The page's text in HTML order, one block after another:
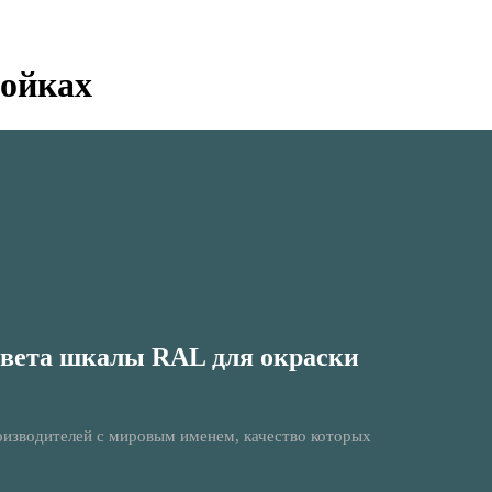
шкалы RAL для окраски
с мировым именем, качество которых